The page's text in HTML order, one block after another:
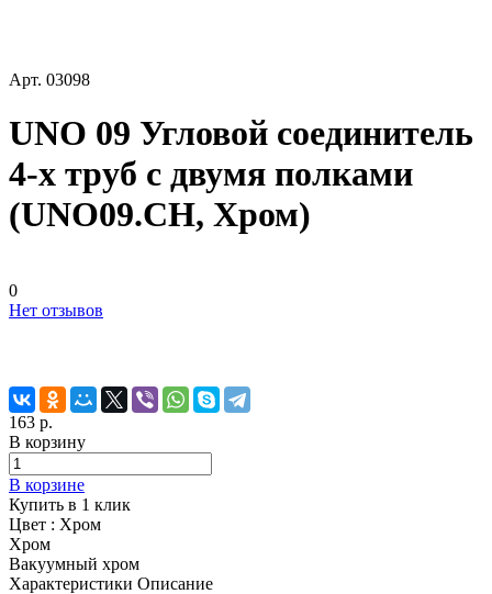
Арт. 03098
UNO 09 Угловой соединитель
4-х труб с двумя полками
(UNO09.CH, Хром)
0
Нет отзывов
163 р.
В корзину
В корзине
Купить в 1 клик
Цвет : Хром
Хром
Вакуумный хром
Характеристики Описание